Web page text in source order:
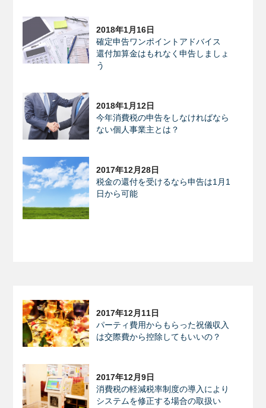
2018年1月16日
確定申告ワンポイントアドバイス
還付加算金はもれなく申告しましょ
う
2018年1月12日
今年消費税の申告をしなければなら
ない個人事業主とは？
2017年12月28日
税金の還付を受けるなら申告は1月1
日から可能
2017年12月11日
パーティ費用からもらった祝儀収入
は交際費から控除してもいいの？
2017年12月9日
消費税の軽減税率制度の導入により
システムを修正する場合の取扱い